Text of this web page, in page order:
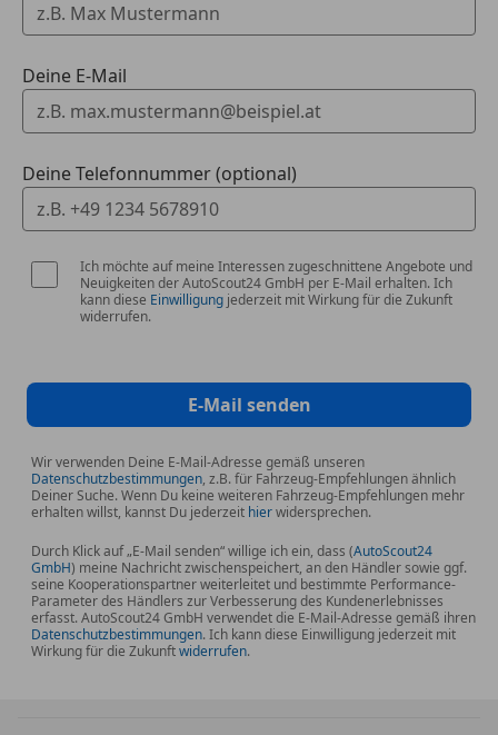
Deine E-Mail
Deine Telefonnummer (optional)
Ich möchte auf meine Interessen zugeschnittene Angebote und
Neuigkeiten der AutoScout24 GmbH per E-Mail erhalten. Ich
kann diese Einwilligung jederzeit mit Wirkung für die Zukunft
widerrufen.
E-Mail senden
Wir verwenden Deine E-Mail-Adresse gemäß unseren
Datenschutzbestimmungen, z.B. für Fahrzeug-Empfehlungen ähnlich
Deiner Suche. Wenn Du keine weiteren Fahrzeug-Empfehlungen mehr
erhalten willst, kannst Du jederzeit hierwidersprechen.
Durch Klick auf „E-Mail senden“ willige ich ein, dass (AutoScout24
GmbH) meine Nachricht zwischenspeichert, an den Händler sowie ggf.
seine Kooperationspartner weiterleitet und bestimmte Performance-
Parameter des Händlers zur Verbesserung des Kundenerlebnisses
erfasst. AutoScout24 GmbH verwendet die E-Mail-Adresse gemäß ihren
Datenschutzbestimmungen. Ich kann diese Einwilligung jederzeit mit
Wirkung für die Zukunftwiderrufen.